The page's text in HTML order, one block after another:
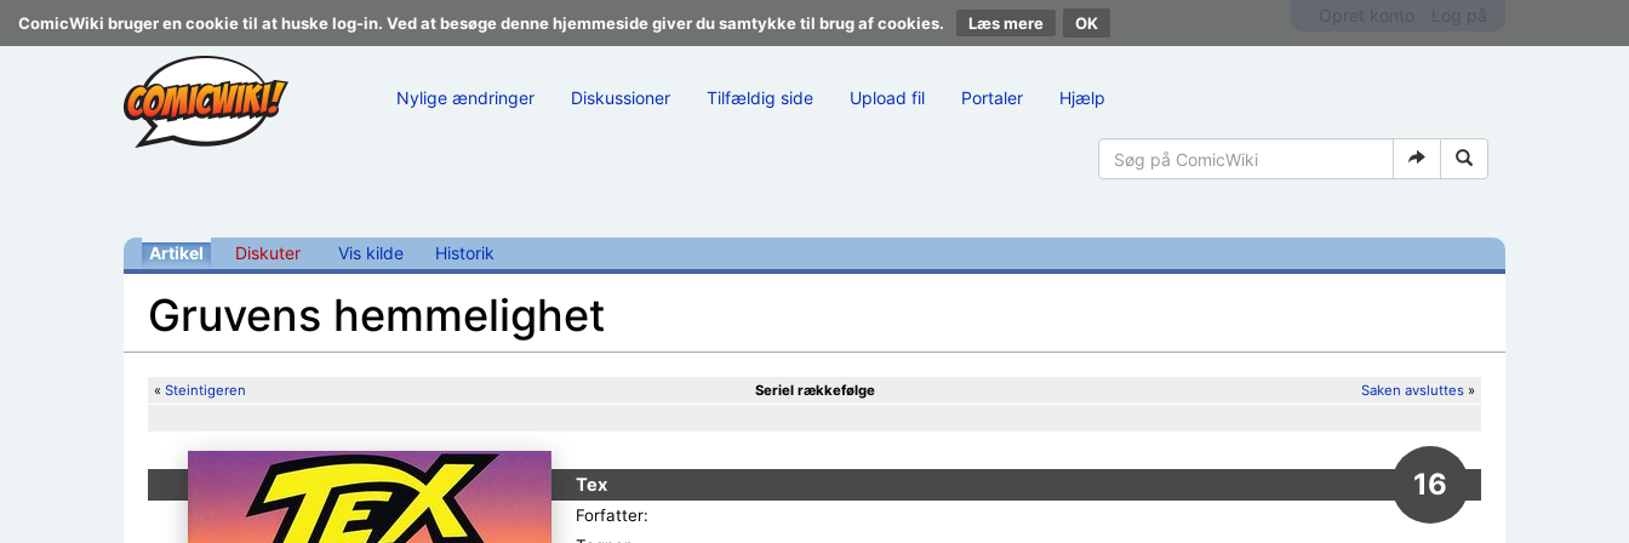
ComicWiki bruger en cookie til at huske log-in. Ved at besøge denne hjemmeside giver du samtykke til brug af cookies. Læs mere
Nylige ændringer Diskussioner Tilfældig side Upload fil Portaler Hjælp
Artikel Diskuter Vis kilde Historik
Gruvens hemmelighet
« Steintigeren Seriel rækkefølge Saken avsluttes »
Tex 16
Forfatter: